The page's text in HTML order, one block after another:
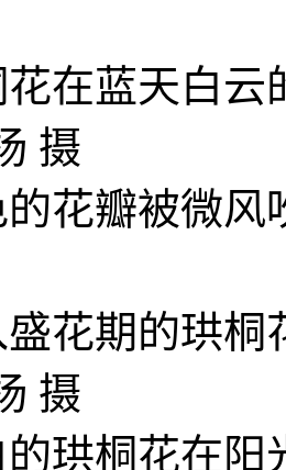
花在蓝天白
摄
的花瓣被微风
盛花期的珙
摄
的珙桐花在阳